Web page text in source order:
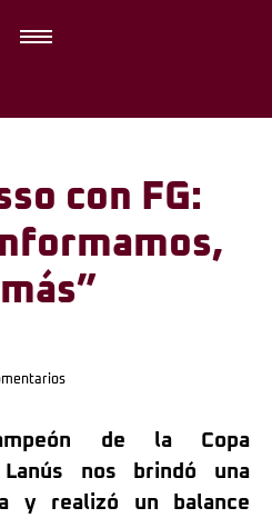
con FG:
de la Copa
Lanús nos brindó una
y realizó un balance